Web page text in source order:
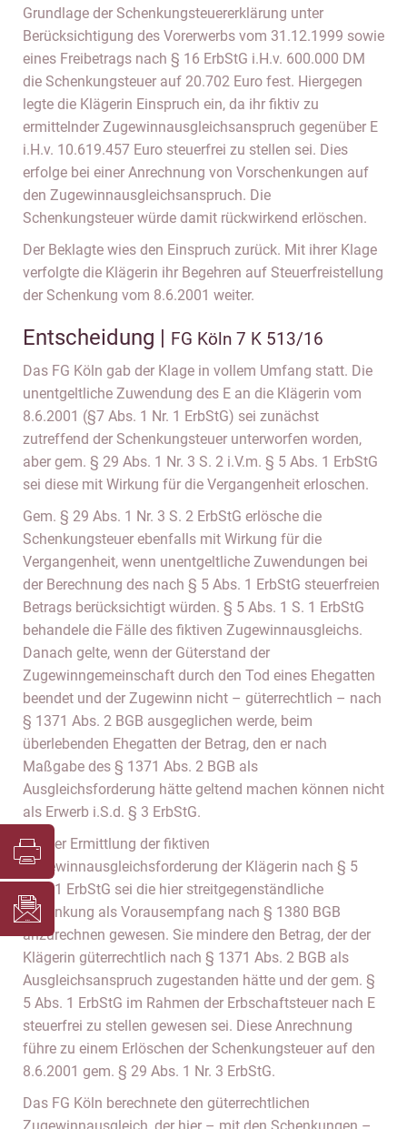
Grundlage der Schenkungsteuererklärung unter
Berücksichtigung des Vorerwerbs vom 31.12.1999 sowie
eines Freibetrags nach § 16 ErbStG i.H.v. 600.000 DM
die Schenkungsteuer auf 20.702 Euro fest. Hiergegen
legte die Klägerin Einspruch ein, da ihr fiktiv zu
ermittelnder Zugewinnausgleichsanspruch gegenüber E
i.H.v. 10.619.457 Euro steuerfrei zu stellen sei. Dies
erfolge bei einer Anrechnung von Vorschenkungen auf
den Zugewinnausgleichsanspruch. Die
Schenkungsteuer würde damit rückwirkend erlöschen.
Der Beklagte wies den Einspruch zurück. Mit ihrer Klage
verfolgte die Klägerin ihr Begehren auf Steuerfreistellung
der Schenkung vom 8.6.2001 weiter.
Entscheidung | FG Köln 7 K 513/16
Das FG Köln gab der Klage in vollem Umfang statt. Die
unentgeltliche Zuwendung des E an die Klägerin vom
8.6.2001 (§7 Abs. 1 Nr. 1 ErbStG) sei zunächst
zutreffend der Schenkungsteuer unterworfen worden,
aber gem. § 29 Abs. 1 Nr. 3 S. 2 i.V.m. § 5 Abs. 1 ErbStG
sei diese mit Wirkung für die Vergangenheit erloschen.
Gem. § 29 Abs. 1 Nr. 3 S. 2 ErbStG erlösche die
Schenkungsteuer ebenfalls mit Wirkung für die
Vergangenheit, wenn unentgeltliche Zuwendungen bei
der Berechnung des nach § 5 Abs. 1 ErbStG steuerfreien
Betrags berücksichtigt würden. § 5 Abs. 1 S. 1 ErbStG
behandele die Fälle des fiktiven Zugewinnausgleichs.
Danach gelte, wenn der Güterstand der
Zugewinngemeinschaft durch den Tod eines Ehegatten
beendet und der Zugewinn nicht – güterrechtlich – nach
§ 1371 Abs. 2 BGB ausgeglichen werde, beim
überlebenden Ehegatten der Betrag, den er nach
Maßgabe des § 1371 Abs. 2 BGB als
Ausgleichsforderung hätte geltend machen können nicht
als Erwerb i.S.d. § 3 ErbStG.
Bei der Ermittlung der fiktiven
Zugewinnausgleichsforderung der Klägerin nach § 5
Abs. 1 ErbStG sei die hier streitgegenständliche
Schenkung als Vorausempfang nach § 1380 BGB
anzurechnen gewesen. Sie mindere den Betrag, der der
Klägerin güterrechtlich nach § 1371 Abs. 2 BGB als
Ausgleichsanspruch zugestanden hätte und der gem. §
5 Abs. 1 ErbStG im Rahmen der Erbschaftsteuer nach E
steuerfrei zu stellen gewesen sei. Diese Anrechnung
führe zu einem Erlöschen der Schenkungsteuer auf den
8.6.2001 gem. § 29 Abs. 1 Nr. 3 ErbStG.
Das FG Köln berechnete den güterrechtlichen